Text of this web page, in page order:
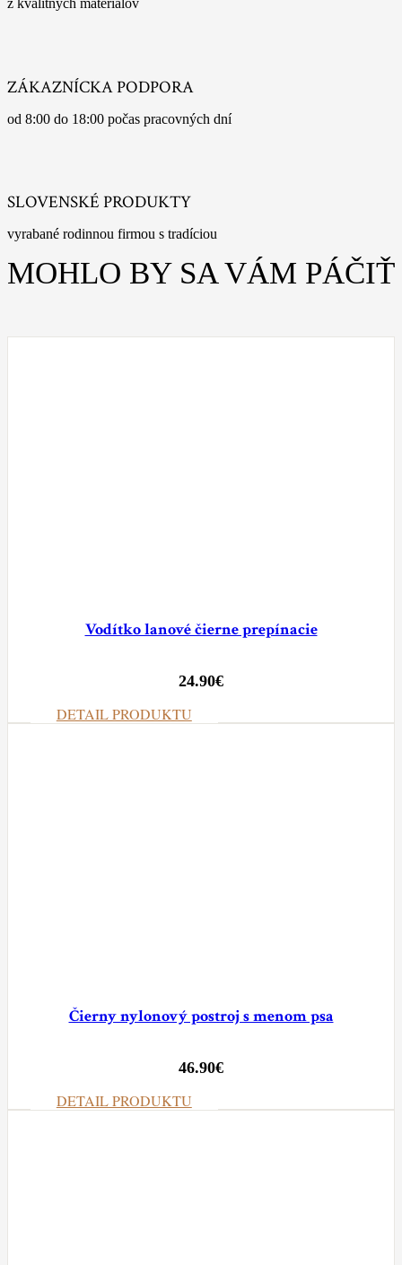
z kvalitných materiálov
ZÁKAZNÍCKA PODPORA
od 8:00 do 18:00 počas pracovných dní
SLOVENSKÉ PRODUKTY
vyrabané rodinnou firmou s tradíciou
MOHLO BY SA VÁM PÁČIŤ
Vodítko lanové čierne prepínacie
24.90€
DETAIL PRODUKTU
Čierny nylonový postroj s menom psa
46.90€
DETAIL PRODUKTU